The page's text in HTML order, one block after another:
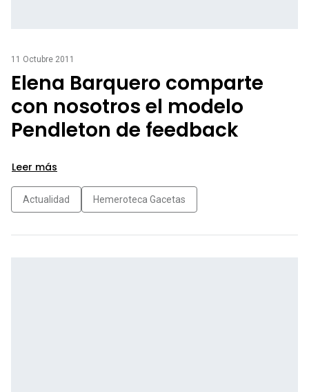
11 Octubre 2011
Elena Barquero comparte
con nosotros el modelo
Pendleton de feedback
Leer más
Actualidad Hemeroteca Gacetas